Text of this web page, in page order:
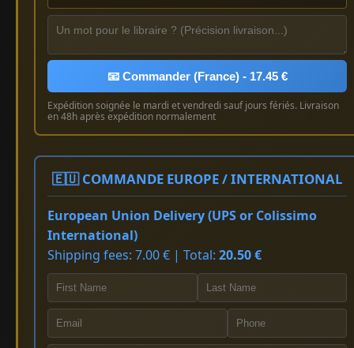
📧 Commander (France) - 17.45 €
Expédition soignée le mardi et vendredi sauf jours fériés. Livraison
en 48h après expédition normalement
🇪🇺 COMMANDE EUROPE / INTERNATIONAL
European Union Delivery (UPS or Colissimo
International)
Shipping fees: 7.00 € | Total: 20.50 €